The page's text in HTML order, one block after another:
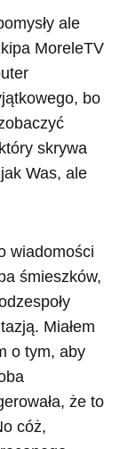
ale
MoreleTV
bo
skrywa
Was, ale
wiadomości
śmieszków,
Miałem
o tym, aby
że to
cóż,